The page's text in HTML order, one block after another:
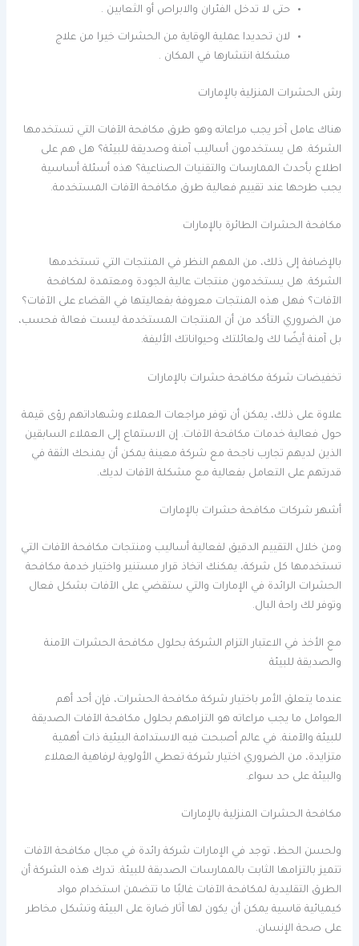
حتى لا تدخل الفئران والابراص أو الثعابين .
لان تحديدا عملية الوقاية من الحشرات خيرا من علاج
مشكلة انتشارها في المكان .
رش الحشرات المنزلية بالإمارات
هناك عامل آخر يجب مراعاته وهو طرق مكافحة الآفات التي تستخدمها
الشركة. هل يستخدمون أساليب آمنة وصديقة للبيئة؟ هل هم على
اطلاع بأحدث الممارسات والتقنيات الصناعية؟ هذه أسئلة أساسية
يجب طرحها عند تقييم فعالية طرق مكافحة الآفات المستخدمة.
مكافحة الحشرات الطائرة بالإمارات
بالإضافة إلى ذلك، من المهم النظر في المنتجات التي تستخدمها
الشركة. هل يستخدمون منتجات عالية الجودة ومعتمدة لمكافحة
الآفات؟ فهل هذه المنتجات معروفة بفعاليتها في القضاء على الآفات؟
من الضروري التأكد من أن المنتجات المستخدمة ليست فعالة فحسب،
بل آمنة أيضًا لك ولعائلتك وحيواناتك الأليفة.
تخفيضات شركة مكافحة حشرات بالإمارات
علاوة على ذلك، يمكن أن توفر مراجعات العملاء وشهاداتهم رؤى قيمة
حول فعالية خدمات مكافحة الآفات. إن الاستماع إلى العملاء السابقين
الذين لديهم تجارب ناجحة مع شركة معينة يمكن أن يمنحك الثقة في
قدرتهم على التعامل بفعالية مع مشكلة الآفات لديك.
أشهر شركات مكافحة حشرات بالإمارات
ومن خلال التقييم الدقيق لفعالية أساليب ومنتجات مكافحة الآفات التي
تستخدمها كل شركة، يمكنك اتخاذ قرار مستنير واختيار خدمة مكافحة
الحشرات الرائدة في الإمارات والتي ستقضي على الآفات بشكل فعال
وتوفر لك راحة البال.
مع الأخذ في الاعتبار التزام الشركة بحلول مكافحة الحشرات الآمنة
والصديقة للبيئة
عندما يتعلق الأمر باختيار شركة مكافحة الحشرات، فإن أحد أهم
العوامل ما يجب مراعاته هو التزامهم بحلول مكافحة الآفات الصديقة
للبيئة والآمنة. في عالم أصبحت فيه الاستدامة البيئية ذات أهمية
متزايدة، من الضروري اختيار شركة تعطي الأولوية لرفاهية العملاء
والبيئة على حد سواء.
مكافحة الحشرات المنزلية بالإمارات
ولحسن الحظ، توجد في الإمارات شركة رائدة في مجال مكافحة الآفات
تتميز بالتزامها الثابت بالممارسات الصديقة للبيئة. تدرك هذه الشركة أن
الطرق التقليدية لمكافحة الآفات غالبًا ما تتضمن استخدام مواد
كيميائية قاسية يمكن أن يكون لها آثار ضارة على البيئة وتشكل مخاطر
على صحة الإنسان.